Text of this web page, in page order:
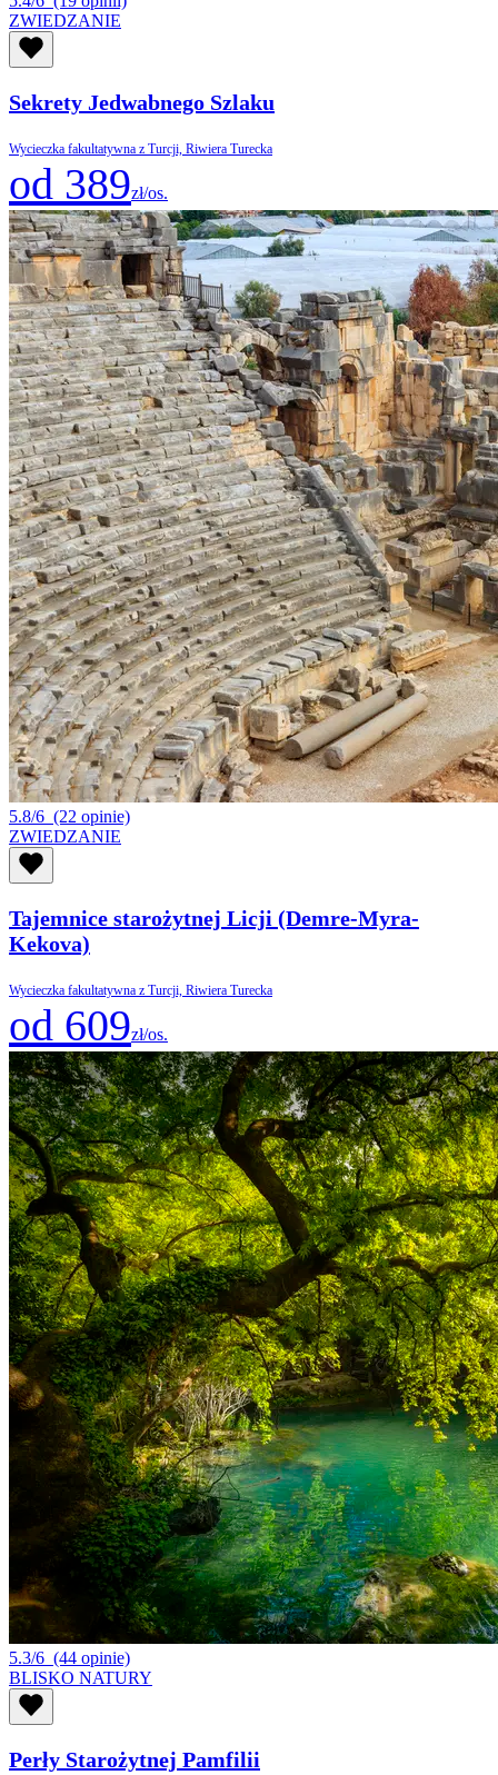
ZWIEDZANIE
Sekrety Jedwabnego Szlaku
Wycieczka fakultatywna z Turcji, Riwiera Turecka
od 389zł/os.
5.8/6 (22 opinie)
ZWIEDZANIE
Tajemnice starożytnej Licji (Demre-Myra-
Kekova)
Wycieczka fakultatywna z Turcji, Riwiera Turecka
od 609zł/os.
5.3/6 (44 opinie)
BLISKO NATURY
Perły Starożytnej Pamfilii